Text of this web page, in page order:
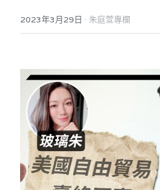
美西媒體謊言實錄
宏福‧革新
宏福火災正視聽
記錄．宏福苑火災
港聞
國際
娛樂
反華推手你要知
反華推手懶人包
民主派騙案十式
KOL 專欄
林淑芳專欄
絕密法庭檔案
2023年3月29日 · 朱庭萱專欄